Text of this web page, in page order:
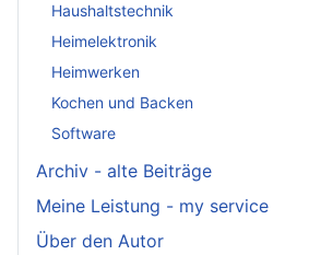
Haushaltstechnik
Heimelektronik
Heimwerken
Kochen und Backen
Software
Archiv - alte Beiträge
Meine Leistung - my service
Über den Autor